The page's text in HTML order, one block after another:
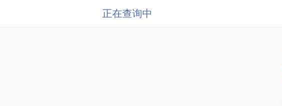
正在查询中